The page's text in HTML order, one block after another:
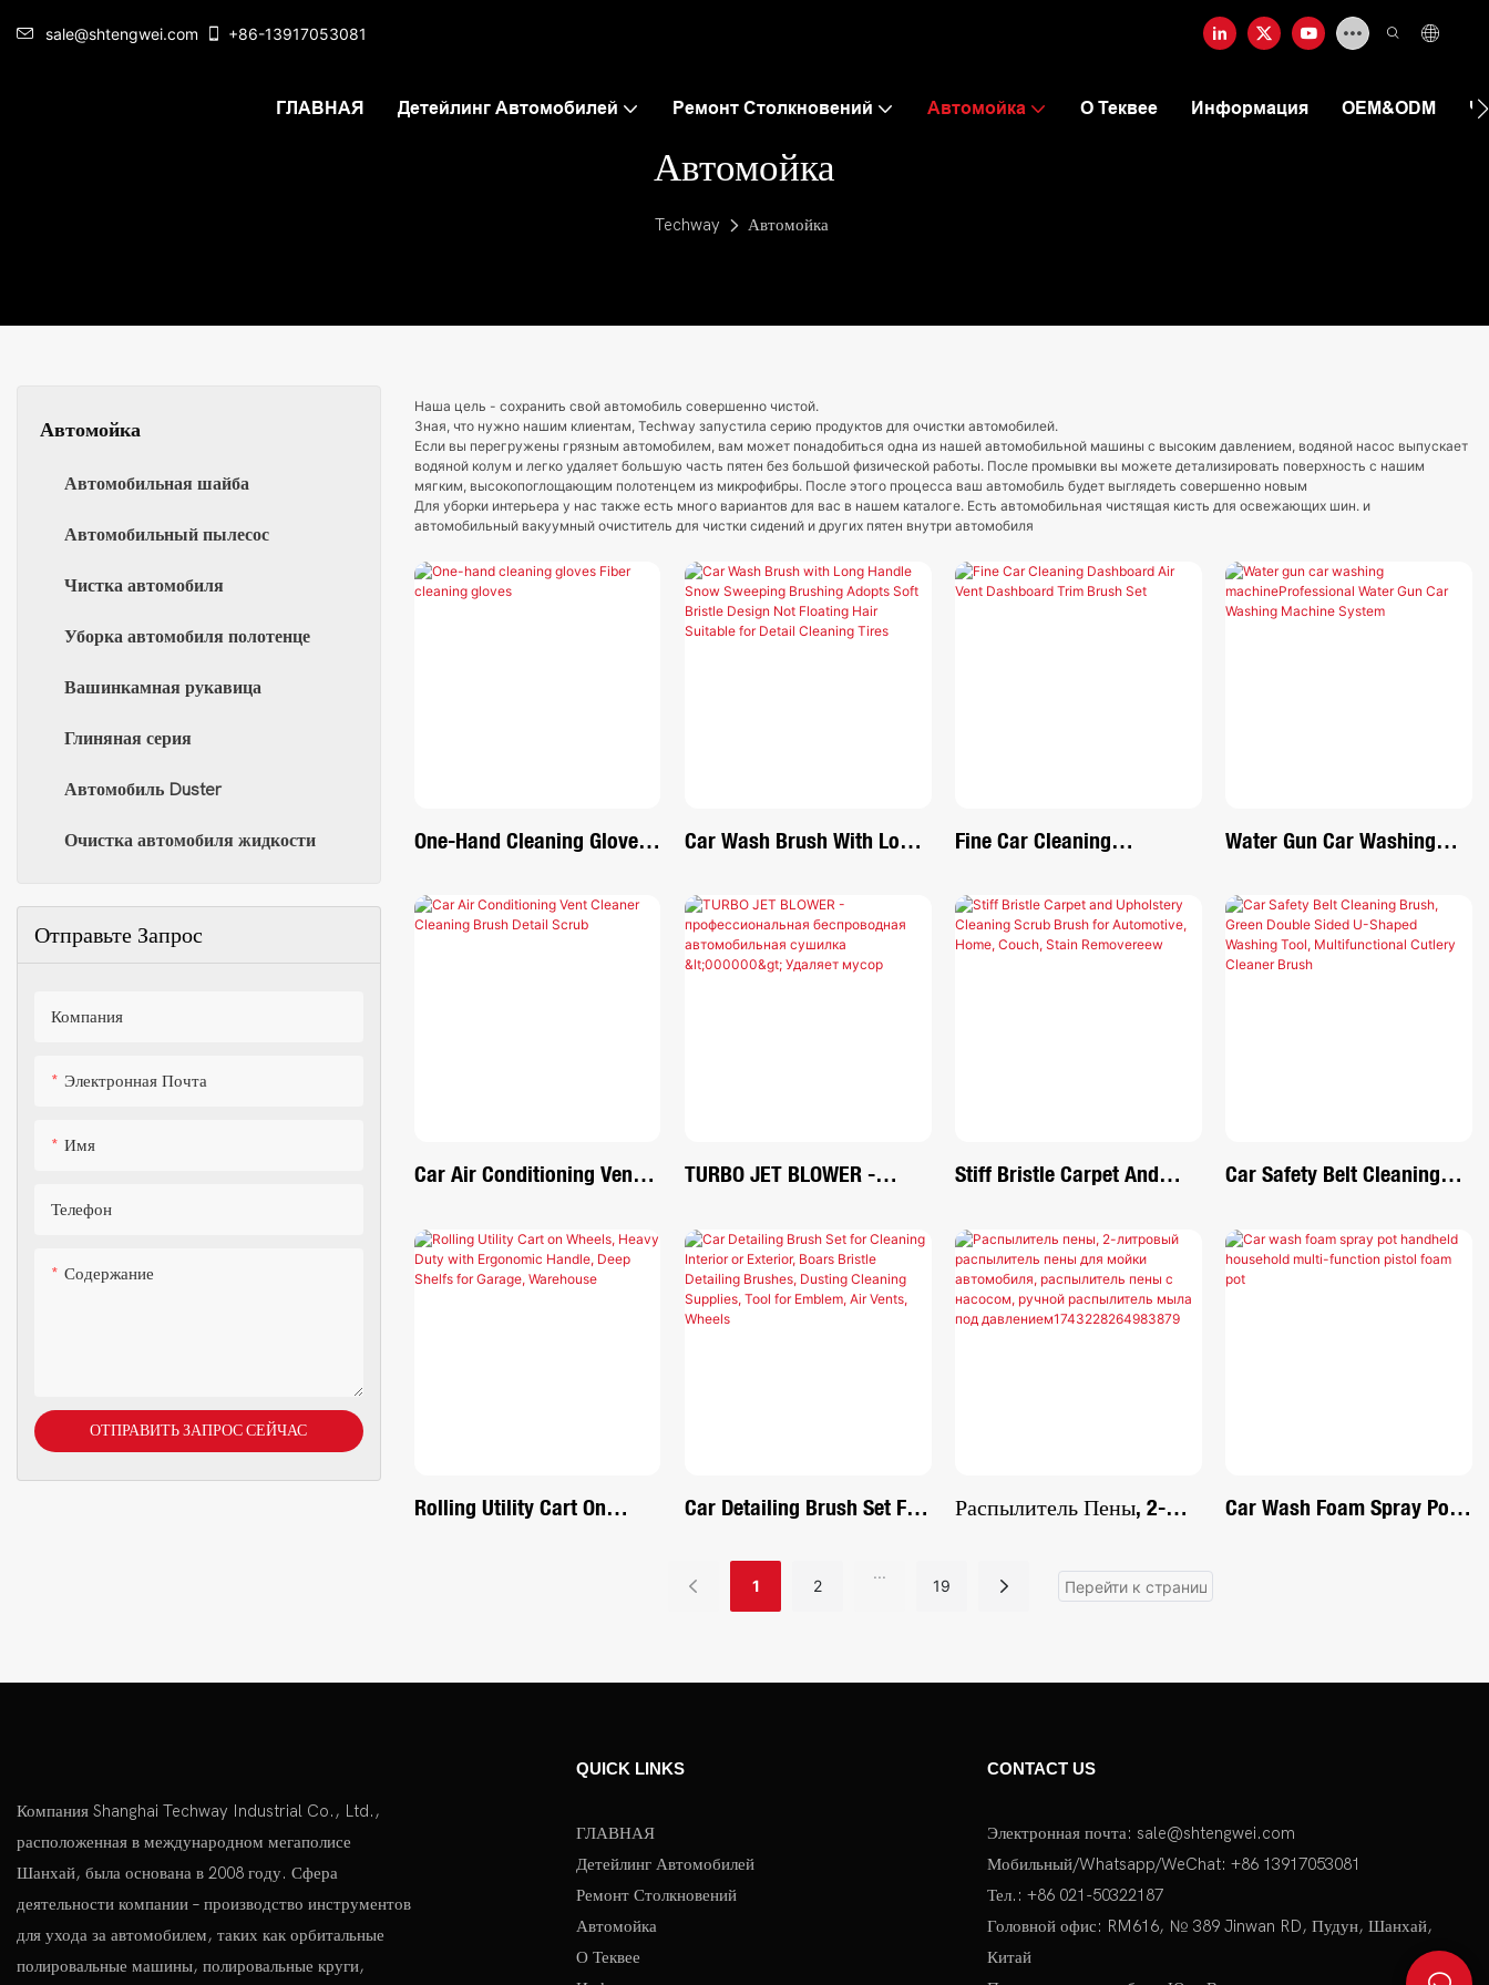
sale@shtengwei.com +86-13917053081
ГЛАВНАЯ Детейлинг Автомобилей Ремонт Столкновений Автомойка О Теквее Информация OEM&ODM
Автомойка
Techway Автомойка
Автомойка
Автомобильная шайба
Автомобильный пылесос
Чистка автомобиля
Уборка автомобиля полотенце
Вашинкамная рукавица
Глиняная серия
Автомобиль Duster
Очистка автомобиля жидкости
Отправьте Запрос
Компания
Электронная Почта
Имя
Телефон
Содержание
ОТПРАВИТЬ ЗАПРОС СЕЙЧАС
Наша цель - сохранить свой автомобиль совершенно чистой.
Зная, что нужно нашим клиентам, Techway запустила серию продуктов для очистки автомобилей.
Если вы перегружены грязным автомобилем, вам может понадобиться одна из нашей автомобильной машины с высоким давлением, водяной насос выпускает
водяной колум и легко удаляет большую часть пятен без большой физической работы. После промывки вы можете детализировать поверхность с нашим
мягким, высокопоглощающим полотенцем из микрофибры. После этого процесса ваш автомобиль будет выглядеть совершенно новым
Для уборки интерьера у нас также есть много вариантов для вас в нашем каталоге. Есть автомобильная чистящая кисть для освежающих шин. и
автомобильный вакуумный очиститель для чистки сидений и других пятен внутри автомобиля
One-Hand Cleaning Gloves
Car Wash Brush With Long
Brushing Adopts Soft
Bristle Design Not Floating
Hair Suitable For Detail
Fine Car Cleaning
Dashboard Trim Brush Set
Water Gun Car Washing
Gun Car Washing Machine
System
Car Air Conditioning Vent
Detail Scrub
TURBO JET BLOWER -
Беспроводная
Автомобильная Сушилка
<000000> Удаляет Мусор
Stiff Bristle Carpet And
Brush For Automotive,
Home, Couch, Stain
Removereew
Car Safety Belt Cleaning
U-Shaped Washing Tool,
Multifunctional Cutlery
Rolling Utility Cart On
Car Detailing Brush Set For
Exterior, Boars Bristle
Detailing Brushes, Dusting
Распылитель Пены, 2-
Пены Для Мойки
Автомобиля,
3879
Car Wash Foam Spray Pot
1 2
...
19
Компания Shanghai Techway Industrial Co., Ltd.,
расположенная в международном мегаполисе
Шанхай, была основана в 2008 году. Сфера
деятельности компании – производство инструментов
для ухода за автомобилем, таких как орбитальные
полировальные машины, полировальные круги,
QUICK LINKS
ГЛАВНАЯ
Детейлинг Автомобилей
Ремонт Столкновений
Автомойка
О Теквее
CONTACT US
Электронная почта: sale@shtengwei.com
Мобильный/Whatsapp/WeChat: +86 13917053081
Тел.: +86 021-50322187
Головной офис: RM616, № 389 Jinwan RD, Пудун, Шанхай,
Китай